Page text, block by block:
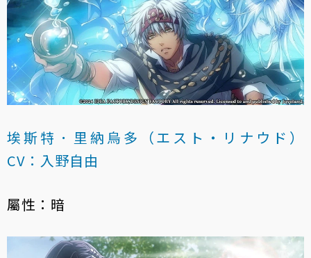
埃斯特．里納烏多（エスト・リナウド）
CV：入野自由
屬性：暗